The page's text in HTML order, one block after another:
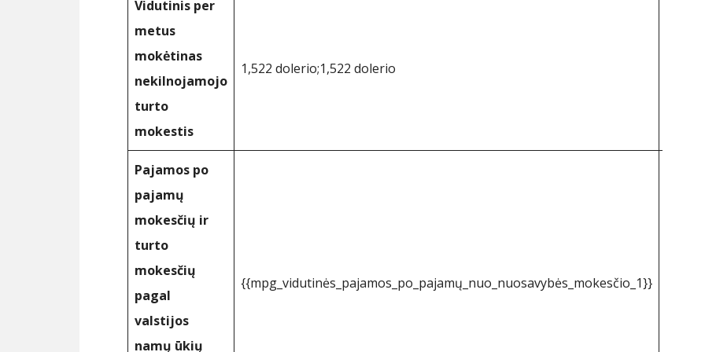
Vidutinis per
metus
mokėtinas
nekilnojamojo
turto
mokestis
1,522 dolerio;1,522 dolerio
Pajamos po
pajamų
mokesčių ir
turto
mokesčių
pagal
valstijos
namų ūkių
{{mpg_vidutinės_pajamos_po_pajamų_nuo_nuosavybės_mokesčio_1}}